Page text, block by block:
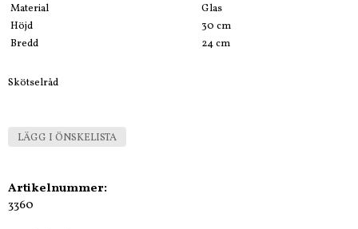
Material
Glas
Höjd
30 cm
Bredd
24 cm
Skötselråd
LÄGG I ÖNSKELISTA
Artikelnummer:
3360